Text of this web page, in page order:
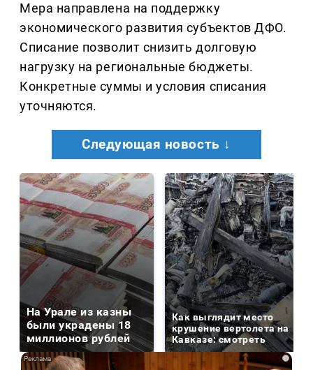
Мера направлена на поддержку
экономического развития субъектов ДФО.
Списание позволит снизить долговую
нагрузку на региональные бюджеты.
Конкретные суммы и условия списания
уточняются.
Следующая новость ↓
На Урале из казны
были украдены 18
миллионов рублей
Как выглядит место
крушение вертолета на
Кавказе: смотреть
i